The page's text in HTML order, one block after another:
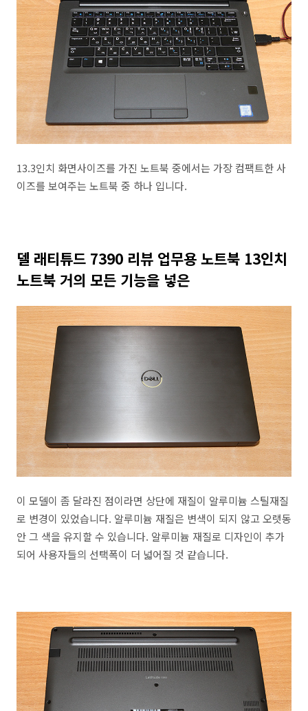
13.3인치 화면사이즈를 가진 노트북 중에서는 가장 컴팩트한 사
이즈를 보여주는 노트북 중 하나 입니다.
델 래티튜드 7390 리뷰 업무용 노트북 13인치
노트북 거의 모든 기능을 넣은
이 모델이 좀 달라진 점이라면 상단에 재질이 알루미늄 스틸재질
로 변경이 있었습니다. 알루미늄 재질은 변색이 되지 않고 오랫동
안 그 색을 유지할 수 있습니다. 알루미늄 재질로 디자인이 추가
되어 사용자들의 선택폭이 더 넓어질 것 같습니다.